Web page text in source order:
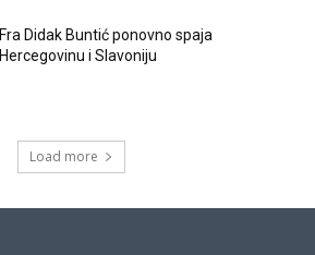
Fra Didak Buntić ponovno spaja
Hercegovinu i Slavoniju
Load more